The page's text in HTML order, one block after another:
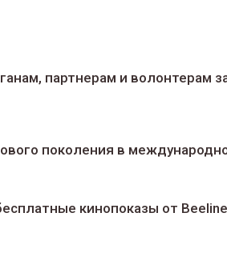
партнерам и волонтерам
поколения в
кинопоказы от Beeline